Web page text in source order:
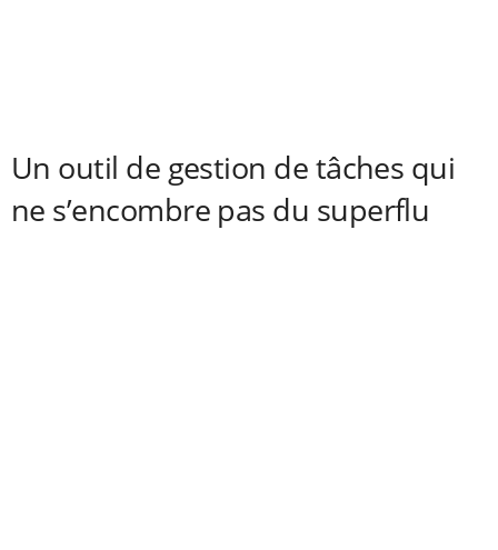
Un outil de gestion de tâches qui
ne s’encombre pas du superflu